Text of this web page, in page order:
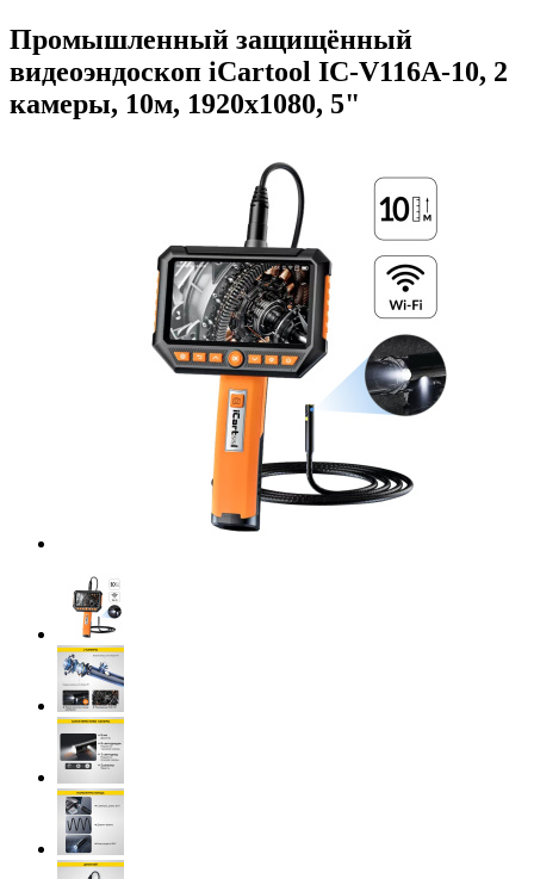
Промышленный защищённый
видеоэндоскоп iCartool IC-V116A-10, 2
камеры, 10м, 1920x1080, 5"